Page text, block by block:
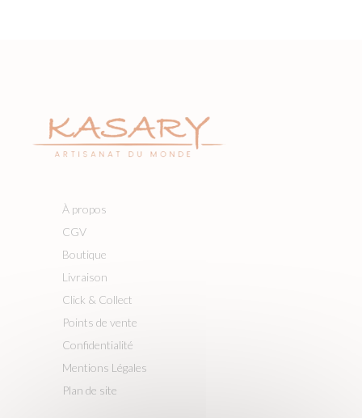
À propos
CGV
Boutique
Livraison
Click & Collect
Points de vente
Confidentialité
Mentions Légales
Plan de site